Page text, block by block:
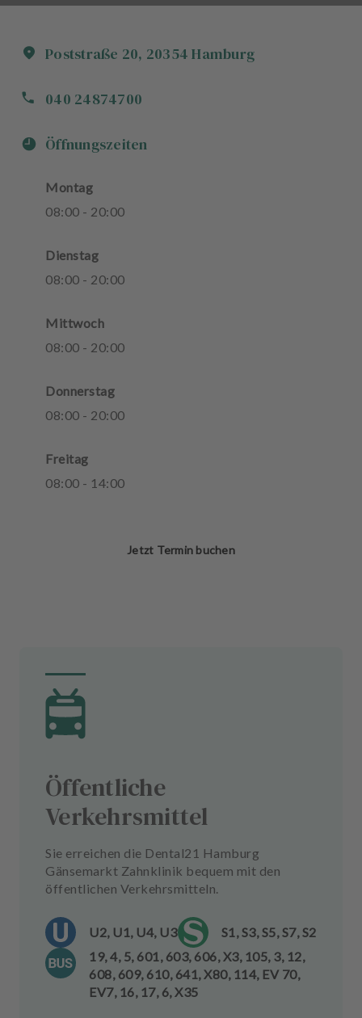
Poststraße 20, 20354 Hamburg
040 24874700
Öffnungszeiten
Montag
08:00 - 20:00
Dienstag
08:00 - 20:00
Mittwoch
08:00 - 20:00
Donnerstag
08:00 - 20:00
Freitag
08:00 - 14:00
Jetzt Termin buchen
Öffentliche
Verkehrsmittel
Sie erreichen die Dental21 Hamburg
Gänsemarkt Zahnklinik bequem mit den
öffentlichen Verkehrsmitteln.
U2, U1, U4, U3
S1, S3, S5, S7, S2
19, 4, 5, 601, 603, 606, X3, 105, 3, 12,
608, 609, 610, 641, X80, 114, EV 70,
EV7, 16, 17, 6, X35